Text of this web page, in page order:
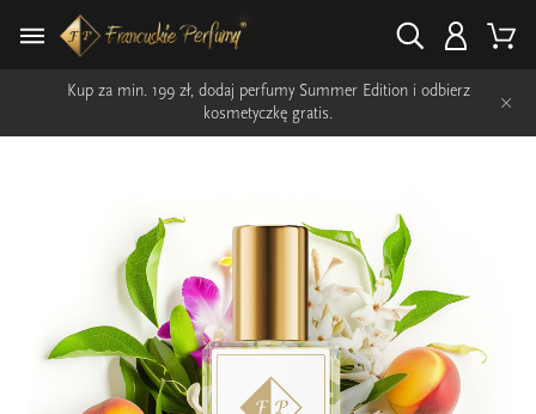
Kup za min. 199 zł, dodaj perfumy Summer Edition i odbierz
kosmetyczkę gratis.
×